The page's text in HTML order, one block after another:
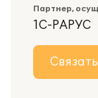
Партнер,
1С-РАРУС